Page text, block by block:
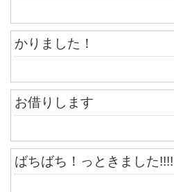
かりました！
お借りします
ばちばち！っときました